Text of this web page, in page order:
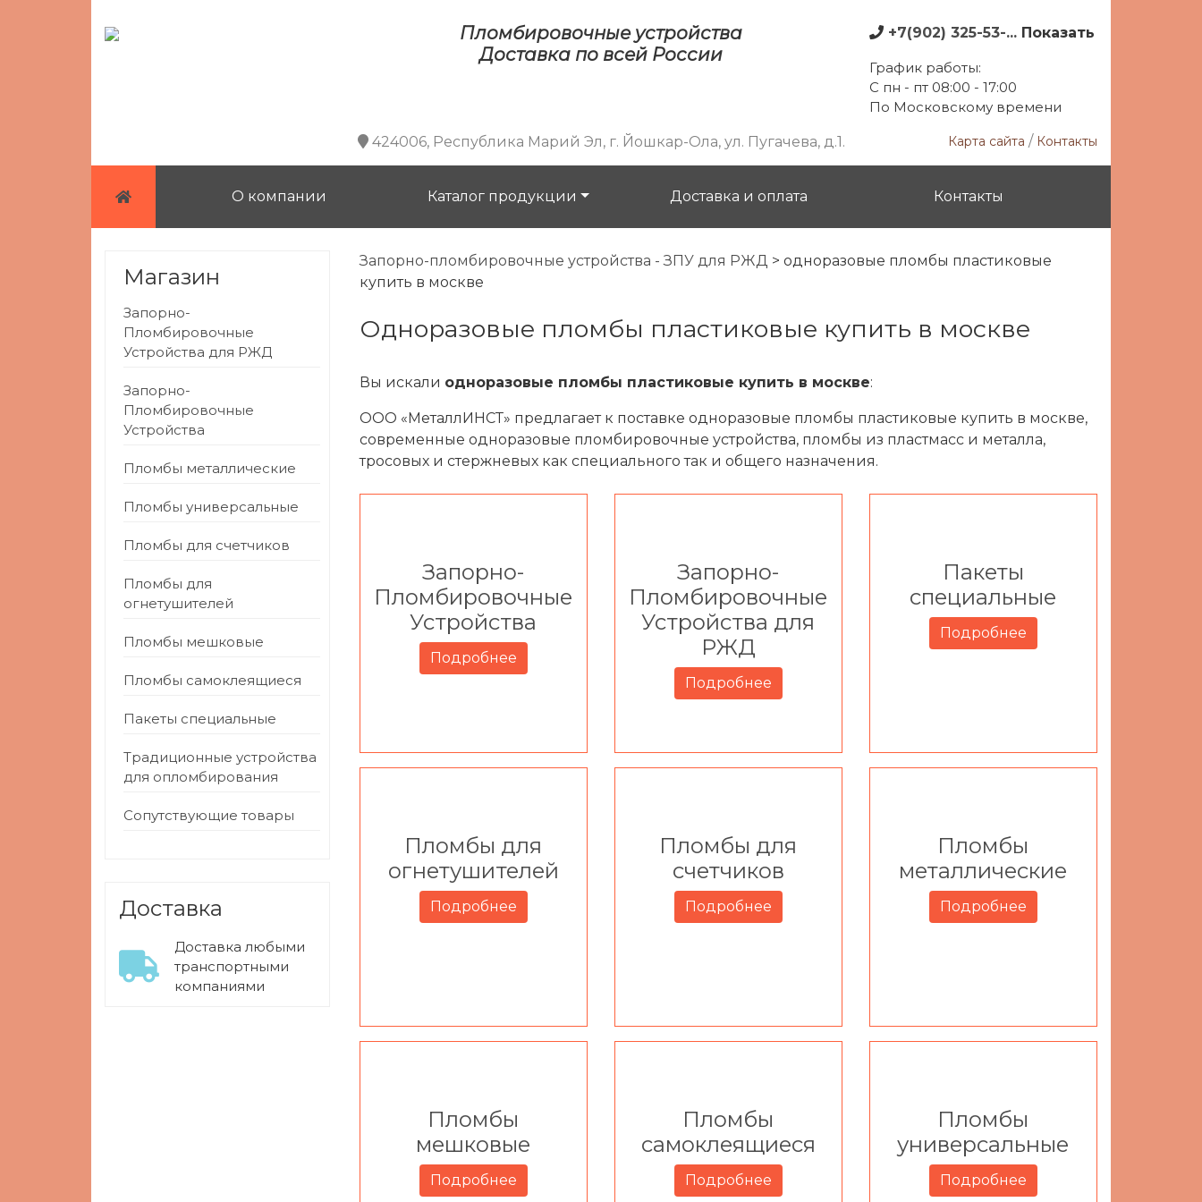
Пломбировочные устройства
Доставка по всей России
+7(902) 325-53-... Показать
График работы:
С пн - пт 08:00 - 17:00
По Московскому времени
424006, Республика Марий Эл, г. Йошкар-Ола, ул. Пугачева, д.1. Карта сайта / Контакты
О компании Каталог продукции Доставка и оплата Контакты
Магазин
Запорно-
Пломбировочные
Устройства для РЖД
Запорно-
Пломбировочные
Устройства
Пломбы металлические
Пломбы универсальные
Пломбы для счетчиков
Пломбы для
огнетушителей
Пломбы мешковые
Пломбы самоклеящиеся
Пакеты специальные
Традиционные устройства
для опломбирования
Сопутствующие товары
Доставка
Доставка любыми
транспортными
компаниями
Запорно-пломбировочные устройства - ЗПУ для РЖД > одноразовые пломбы пластиковые
купить в москве
одноразовые пломбы пластиковые купить в москве
Вы искали одноразовые пломбы пластиковые купить в москве:
ООО «МеталлИНСТ» предлагает к поставке одноразовые пломбы пластиковые купить в москве,
современные одноразовые пломбировочные устройства, пломбы из пластмасс и металла,
тросовых и стержневых как специального так и общего назначения.
Запорно-
Пломбировочные
Устройства
Подробнее
Запорно-
Пломбировочные
Устройства для
РЖД
Подробнее
Пакеты
специальные
Подробнее
Пломбы для
огнетушителей
Подробнее
Пломбы для
счетчиков
Подробнее
Пломбы
металлические
Подробнее
Пломбы
мешковые
Подробнее
Пломбы
самоклеящиеся
Подробнее
Пломбы
универсальные
Подробнее